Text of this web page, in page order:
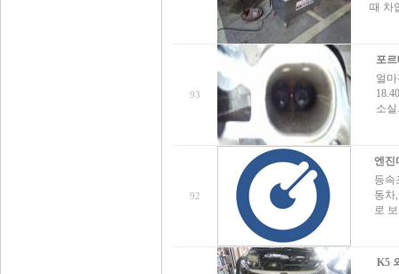
때 차
93
포
얼
소
92
엔진
등속
동차
로
K5